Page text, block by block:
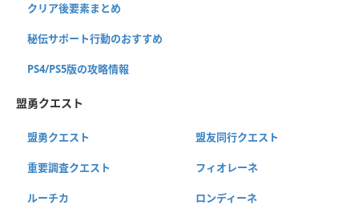
クリア後要素まとめ
秘伝サポート行動のおすすめ
PS4/PS5版の攻略情報
盟勇クエスト
盟勇クエスト 盟友同行クエスト
重要調査クエスト フィオレーネ
ルーチカ ロンディーネ